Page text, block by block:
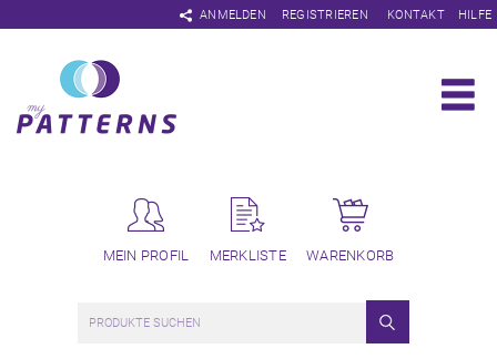
ANMELDEN
Navigation
überspringen
REGISTRIEREN KONTAKT HILFE
MEIN PROFIL MERKLISTE WARENKORB